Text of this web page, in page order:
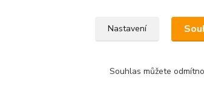
Nastavení
Souhlas můžete